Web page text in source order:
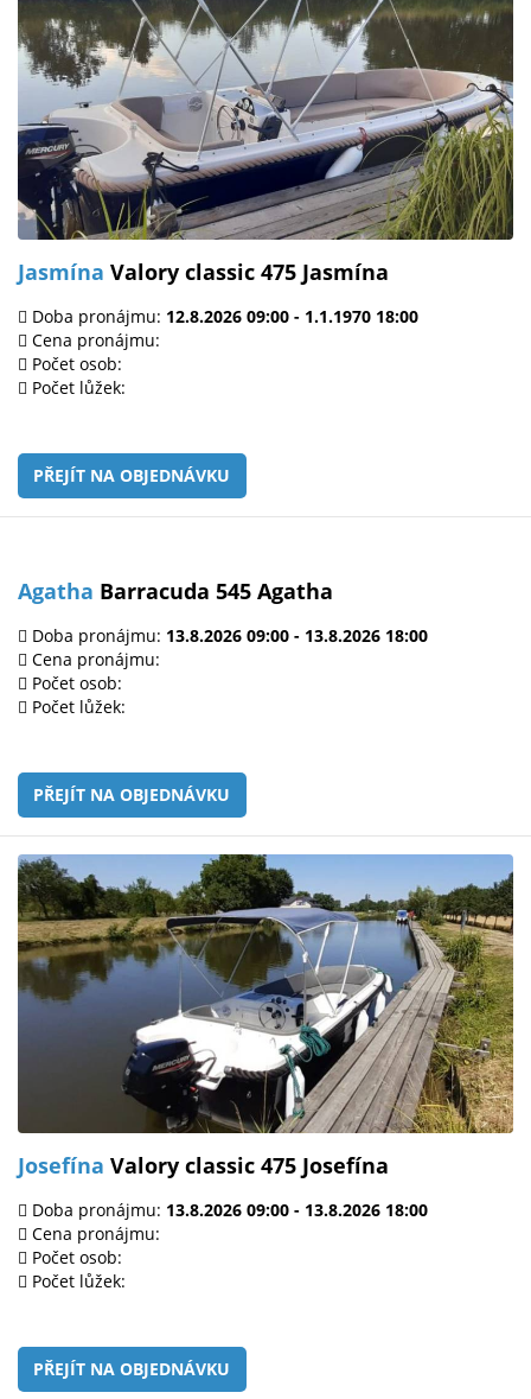
Jasmína Valory classic 475 Jasmína
Doba pronájmu: 12.8.2026 09:00 - 1.1.1970 18:00
Cena pronájmu:
Počet osob:
Počet lůžek:
PŘEJÍT NA OBJEDNÁVKU
Agatha Barracuda 545 Agatha
Doba pronájmu: 13.8.2026 09:00 - 13.8.2026 18:00
Cena pronájmu:
Počet osob:
Počet lůžek:
PŘEJÍT NA OBJEDNÁVKU
Josefína Valory classic 475 Josefína
Doba pronájmu: 13.8.2026 09:00 - 13.8.2026 18:00
Cena pronájmu:
Počet osob:
Počet lůžek:
PŘEJÍT NA OBJEDNÁVKU